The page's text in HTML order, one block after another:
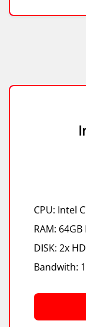
CPU: Intel
RAM: 64GB
DISK: 2x
Bandwith: